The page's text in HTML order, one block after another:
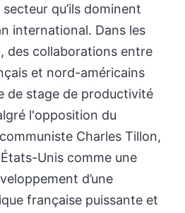
qu’ils dominent
international. Dans les
des collaborations entre
et nord-américains
de stage de productivité
l'opposition du
Charles Tillon,
Unis comme une
d’une
française puissante et